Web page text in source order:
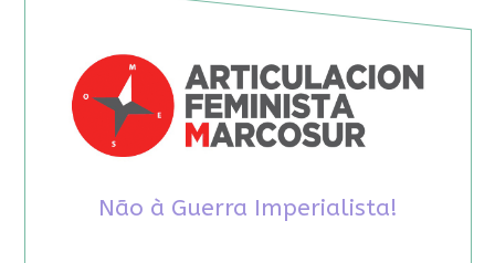
Não à Guerra Imperialista!